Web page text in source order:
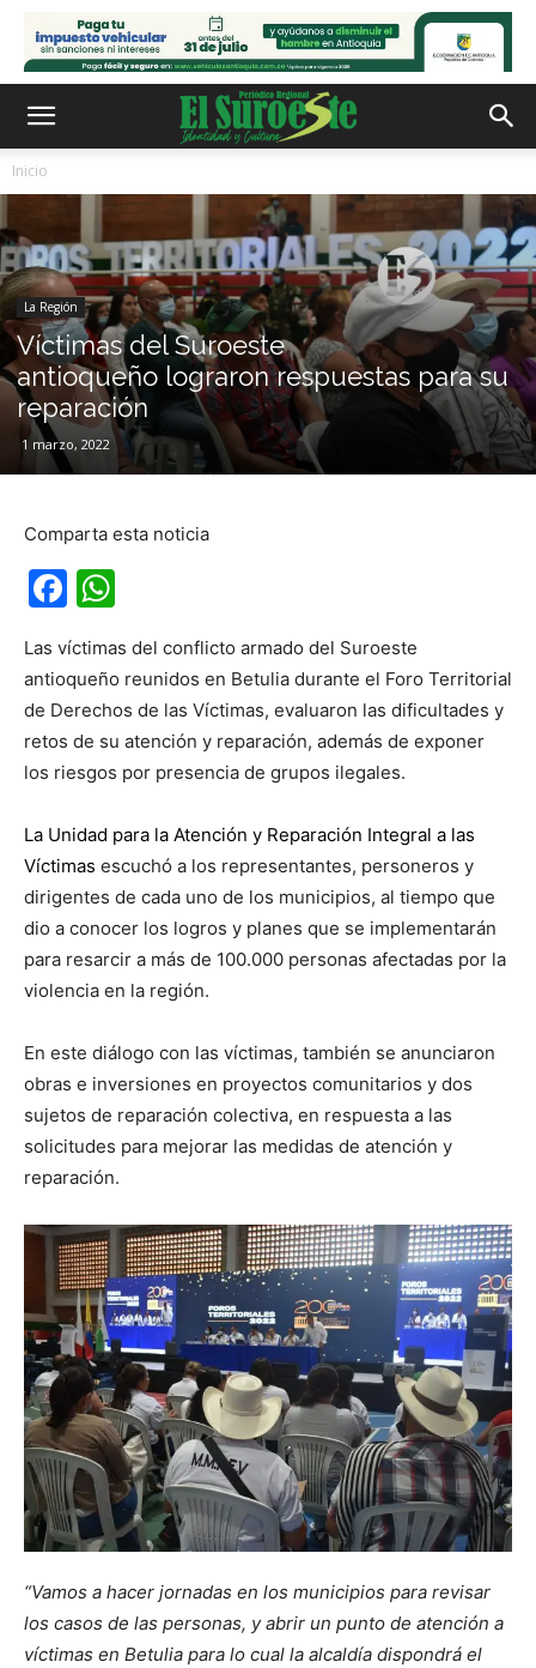
Inicio
La Región
Víctimas del Suroeste
antioqueño lograron respuestas para su
reparación
1 marzo, 2022
Comparta esta noticia
Facebook
Las víctimas del conflicto armado del Suroeste
antioqueño reunidos en Betulia durante el Foro Territorial
de Derechos de las Víctimas, evaluaron las dificultades y
retos de su atención y reparación, además de exponer
los riesgos por presencia de grupos ilegales.
La Unidad para la Atención y Reparación Integral a las
Víctimas escuchó a los representantes, personeros y
dirigentes de cada uno de los municipios, al tiempo que
dio a conocer los logros y planes que se implementarán
para resarcir a más de 100.000 personas afectadas por la
violencia en la región.
En este diálogo con las víctimas, también se anunciaron
obras e inversiones en proyectos comunitarios y dos
sujetos de reparación colectiva, en respuesta a las
solicitudes para mejorar las medidas de atención y
reparación.
“Vamos a hacer jornadas en los municipios para revisar
los casos de las personas, y abrir un punto de atención a
víctimas en Betulia para lo cual la alcaldía dispondrá el